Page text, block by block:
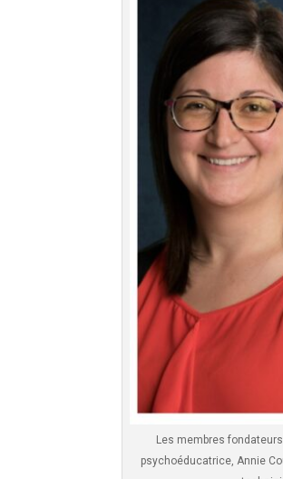
Les membres
psychoéducatrice, Annie